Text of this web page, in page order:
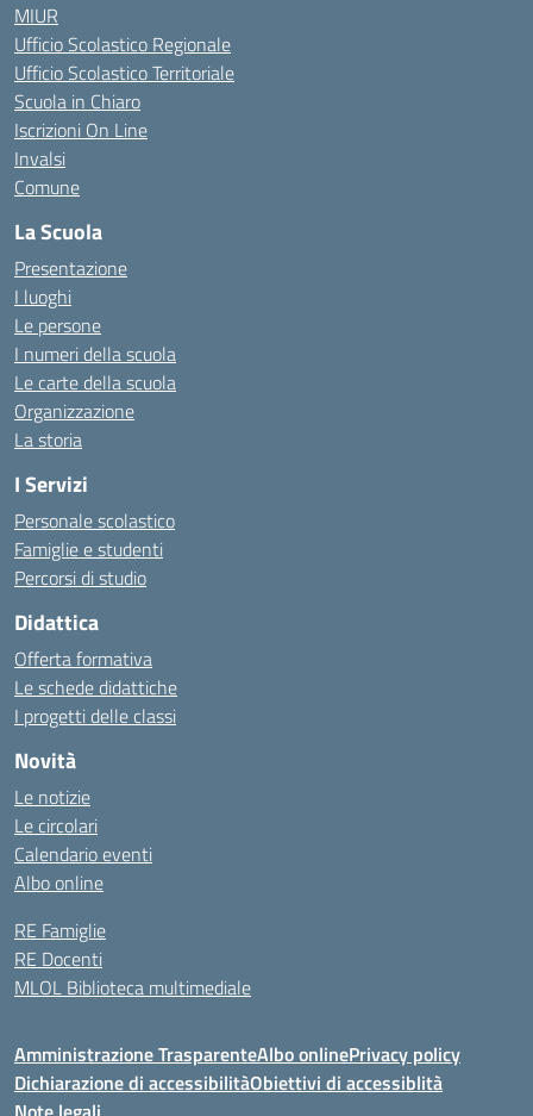
MIUR
Ufficio Scolastico Regionale
Ufficio Scolastico Territoriale
Scuola in Chiaro
Iscrizioni On Line
Invalsi
Comune
La Scuola
Presentazione
I luoghi
Le persone
I numeri della scuola
Le carte della scuola
Organizzazione
La storia
I Servizi
Personale scolastico
Famiglie e studenti
Percorsi di studio
Didattica
Offerta formativa
Le schede didattiche
I progetti delle classi
Novità
Le notizie
Le circolari
Calendario eventi
Albo online
RE Famiglie
RE Docenti
MLOL Biblioteca multimediale
Amministrazione TrasparenteAlbo onlinePrivacy policy
Dichiarazione di accessibilitàObiettivi di accessiblità